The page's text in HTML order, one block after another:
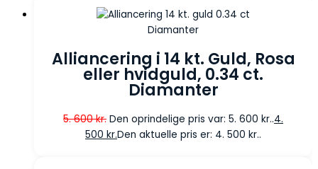
Diamanter
Alliancering i 14 kt. Guld, Rosa
eller hvidguld, 0.34 ct.
Diamanter
5. 600kr. Den oprindelige pris var: 5. 600 kr..4.
500 kr.Den aktuelle pris er: 4. 500 kr..